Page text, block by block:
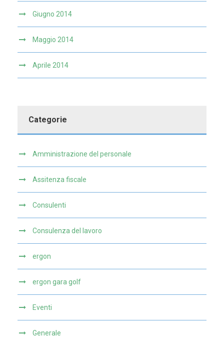
Giugno 2014
Maggio 2014
Aprile 2014
Categorie
Amministrazione del personale
Assitenza fiscale
Consulenti
Consulenza del lavoro
ergon
ergon gara golf
Eventi
Generale